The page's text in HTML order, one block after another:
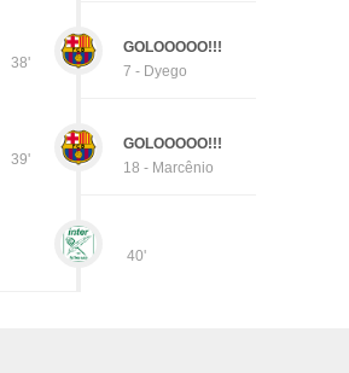
38'
GOLOOOOO!!!
7 - Dyego
39'
GOLOOOOO!!!
18 - Marcênio
40'